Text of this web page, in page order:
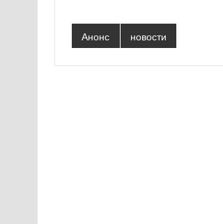
Анонс новости